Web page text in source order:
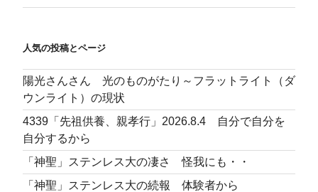
人気の投稿とページ
陽光さんさん 光のものがたり～フラットライト（ダ
ウンライト）の現状
4339「先祖供養、親孝行」2026.8.4 自分で自分を
自分するから
「神聖」ステンレス大の凄さ 怪我にも・・
「神聖」ステンレス大の続報 体験者から